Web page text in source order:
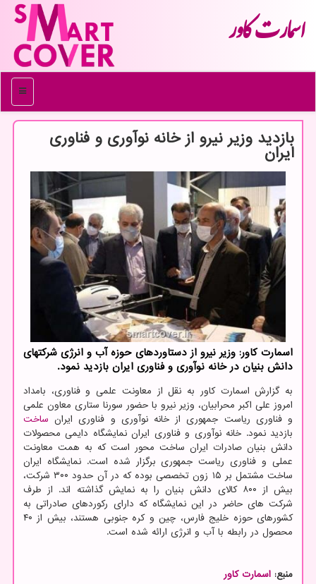
اسمارت كاور
منو
بازدید وزیر نیرو از خانه نوآوری و فناوری
ایران
اسمارت کاور: وزیر نیرو از دستاوردهای حوزه آب و انرژی شرکتهای
دانش بنیان در خانه نوآوری و فناوری ایران بازدید نمود.
به گزارش اسمارت کاور به نقل از معاونت علمی و فناوری، بامداد
امروز علی اکبر محرابیان، وزیر نیرو با حضور سورنا ستاری معاون علمی
و فناوری ریاست جمهوری از خانه نوآوری و فناوری ایران ساخت
بازدید نمود. خانه نوآوری و فناوری ایران نمایشگاه دایمی محصولات
دانش بنیان صادرات ایران ساخت محور است که به همت معاونت
عملی و فناوری ریاست جمهوری برگزار شده است. نمایشگاه ایران
ساخت مشتمل بر ۱۵ زون تخصصی بوده که در آن حدود ۳۰۰ شرکت،
بیش از ۸۰۰ کالای دانش بنیان را به نمایش گذاشته اند. از طرف
شرکت های حاضر در این نمایشگاه که دارای رکوردهای صادراتی به
کشورهای حوزه خلیج فارس، چین و کره جنوبی هستند، بیش از ۴۰
محصول در رابطه با آب و انرژی ارائه شده است.
منبع: اسمارت كاور